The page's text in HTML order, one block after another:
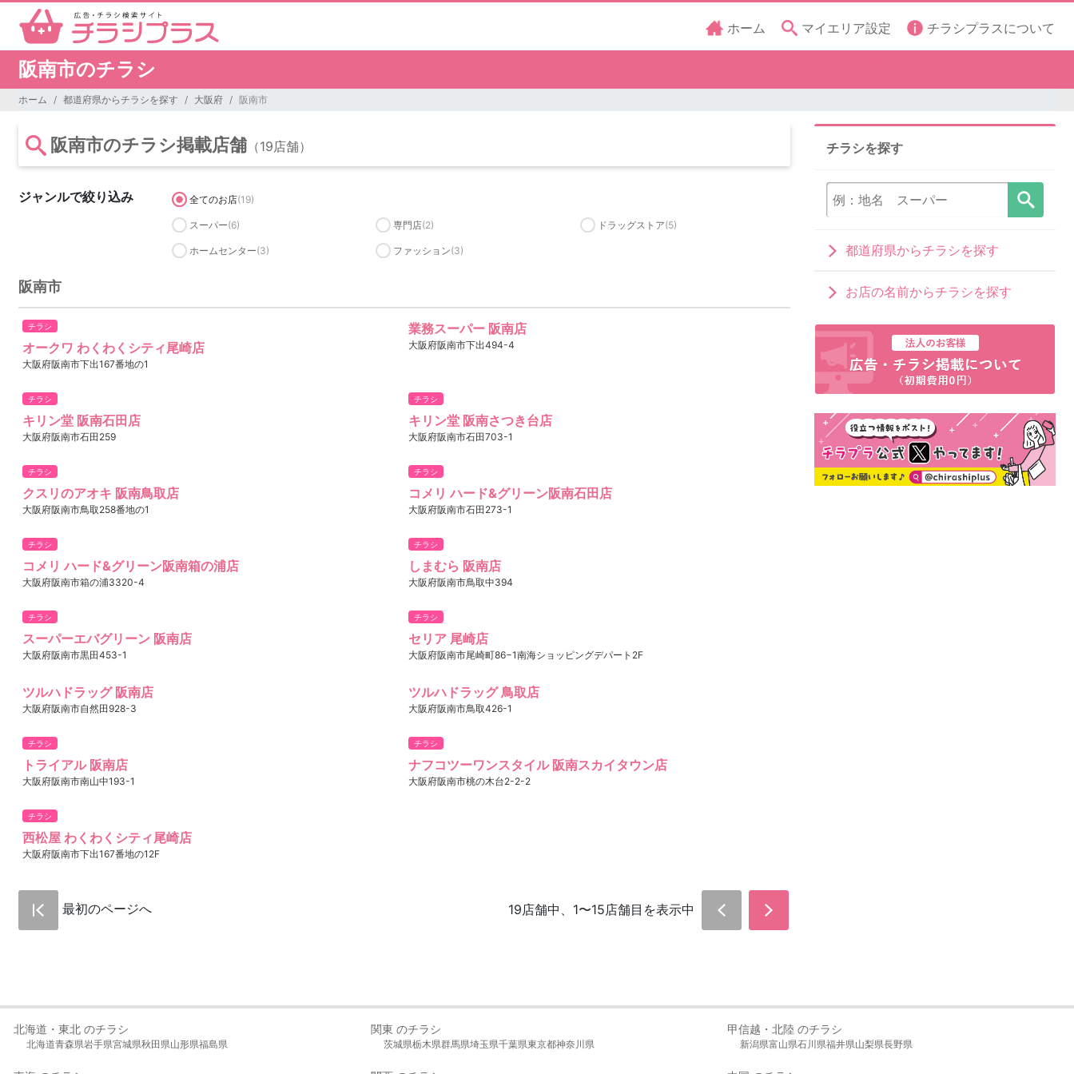
ホーム マイエリア設定 チラシプラスについて
阪南市のチラシ
ホーム 都道府県からチラシを探す 大阪府 阪南市
阪南市のチラシ掲載店舗 （19店舗）
ジャンルで絞り込み 全てのお店(19)
スーパー(6) 専門店(2) ドラッグストア(5)
ホームセンター(3) ファッション(3)
阪南市
チラシ
オークワ わくわくシティ尾崎店
大阪府阪南市下出167番地の1
業務スーパー 阪南店
大阪府阪南市下出494-4
チラシ
キリン堂 阪南石田店
大阪府阪南市石田259
チラシ
キリン堂 阪南さつき台店
大阪府阪南市石田703-1
チラシ
クスリのアオキ 阪南鳥取店
大阪府阪南市鳥取258番地の1
チラシ
コメリ ハード&グリーン阪南石田店
大阪府阪南市石田273-1
チラシ
コメリ ハード&グリーン阪南箱の浦店
大阪府阪南市箱の浦3320-4
チラシ
しまむら 阪南店
大阪府阪南市鳥取中394
チラシ
スーパーエバグリーン 阪南店
大阪府阪南市黒田453-1
チラシ
セリア 尾崎店
大阪府阪南市尾崎町86−1南海ショッピングデパート2F
ツルハドラッグ 阪南店
大阪府阪南市自然田928-3
ツルハドラッグ 鳥取店
大阪府阪南市鳥取426-1
チラシ
トライアル 阪南店
大阪府阪南市南山中193-1
チラシ
ナフコツーワンスタイル 阪南スカイタウン店
大阪府阪南市桃の木台2-2-2
チラシ
西松屋 わくわくシティ尾崎店
大阪府阪南市下出167番地の12F
最初のページへ 19店舗中、1〜15店舗目を表示中
チラシを探す
都道府県からチラシを探す
お店の名前からチラシを探す
北海道・東北 のチラシ
北海道青森県岩手県宮城県秋田県山形県福島県
関東 のチラシ
茨城県栃木県群馬県埼玉県千葉県東京都神奈川県
甲信越・北陸 のチラシ
新潟県富山県石川県福井県山梨県長野県